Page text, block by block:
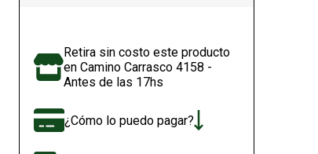
Retira sin costo este producto
en Camino Carrasco 4158 -
Antes de las 17hs
¿Cómo lo puedo pagar?